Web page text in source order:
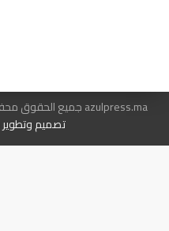
azulpress.ma جميع الحقوق محفوظة
تصميم وتطوير